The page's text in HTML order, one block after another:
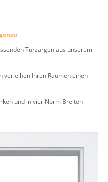
Türzargen aus unserem
verleihen Ihren Räumen einen
und in vier Norm Breiten